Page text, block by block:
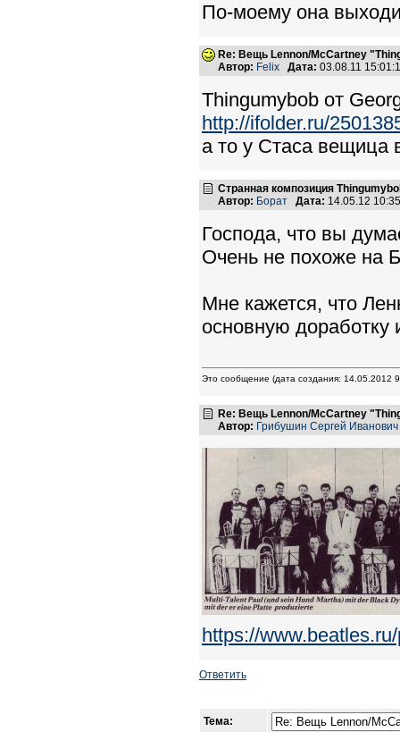
По-моему она
Re: Вещь Lennon/McCartney
Автор: Felix Дата: 03.08.11
Thingumybob от
http://ifolder.ru/
а то у Стаса вещица
Странная композиция
Автор: Борат Дата: 14.05.12
Господа, что вы
Очень не похоже на
Мне кажется, что
основную
Это сообщение (дата создания: 14.05.2012
Re: Вещь Lennon/McCartney
Автор: Грибушин Сергей Иванович
https://
Ответить
Тема: